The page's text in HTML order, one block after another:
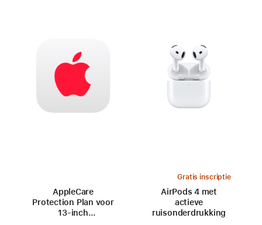
AppleCare
Protection Plan voor
13‑inch
Gratis inscriptie
AirPods 4 met
actieve
ruisonderdrukking